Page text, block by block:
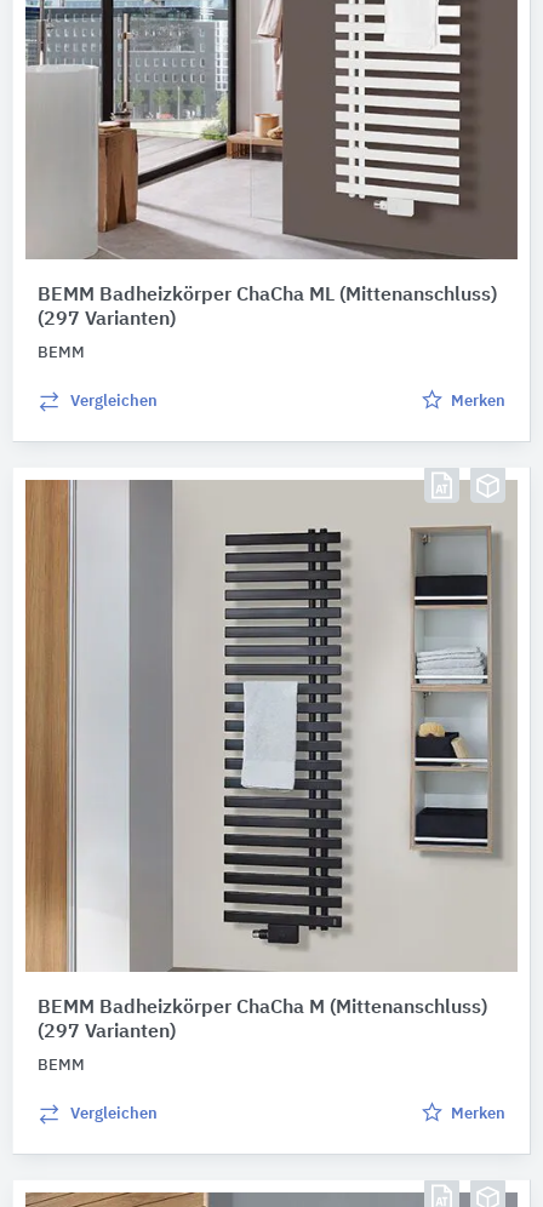
BEMM Badheizkörper ChaCha ML (Mittenanschluss)
(297 Varianten)
BEMM
Vergleichen Merken
BEMM Badheizkörper ChaCha M (Mittenanschluss)
(297 Varianten)
BEMM
Vergleichen Merken